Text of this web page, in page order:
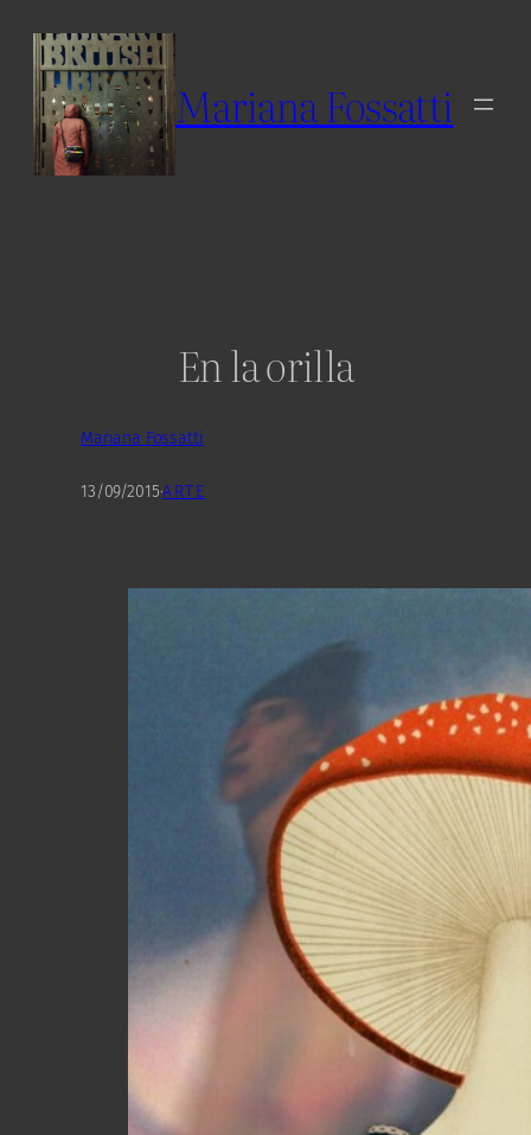
content
Mariana Fossatti
En la orilla
Mariana Fossatti
13/09/2015·ARTE